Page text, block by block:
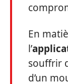
En
l’
souffrir
d’un